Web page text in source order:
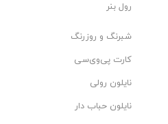
رول بنر
شبرنگ و روزرنگ
کارت پی‌وی‌سی
نایلون رولی
نایلون حباب دار